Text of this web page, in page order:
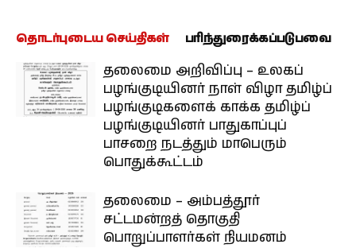
தொடர்புடைய செய்திகள் பரிந்துரைக்கப்படுபவை
தலைமை அறிவிப்பு – உலகப்
பழங்குடியினர் நாள் விழா தமிழ்ப்
பழங்குடிகளைக் காக்க தமிழ்ப்
பழங்குடியினர் பாதுகாப்புப்
பாசறை நடத்தும் மாபெரும்
பொதுக்கூட்டம்
தலைமை – அம்பத்தூர்
சட்டமன்றத் தொகுதி
பொறுப்பாளர்கள் நியமனம்